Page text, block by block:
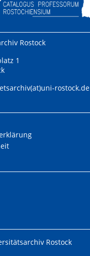
Rostock
1
rostock.de
Rostock